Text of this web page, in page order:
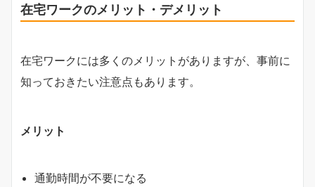
在宅ワークのメリット・デメリット
在宅ワークには多くのメリットがありますが、事前に
知っておきたい注意点もあります。
メリット
通勤時間が不要になる